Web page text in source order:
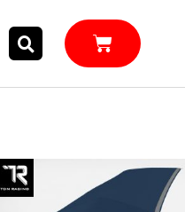
購
物
籃